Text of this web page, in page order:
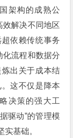
架构的成熟公
解决不同地区
依赖传统事务
流程和数据分
出关于成本结
这不仅是降本
决策的强大工
驱动”的管理模
基础。